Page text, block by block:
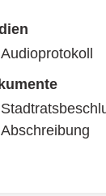
Audioprotokoll
Abschreibung